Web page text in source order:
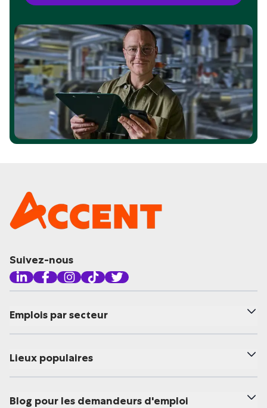
Suivez-nous
Emplois par secteur
Lieux populaires
Blog pour les demandeurs d'emploi